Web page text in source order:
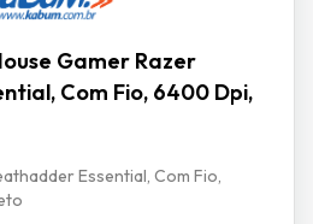
Gamer Razer
Com Fio, 6400 Dpi,
Essential, Com Fio,